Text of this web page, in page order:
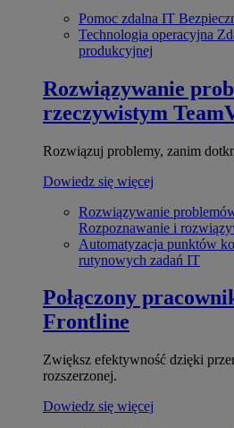
Pomoc zdalna IT
Technologia operacyjna
produkcyjnej
Rozwiązywanie
rzeczywistym
Rozwiązuj problemy, zanim
Dowiedz się więcej
Rozwiązywanie
Rozpoznawanie i
Automatyzacja punktów
rutynowych zadań IT
Połączony
Frontline
Zwiększ efektywność dzięki
rozszerzonej.
Dowiedz się więcej